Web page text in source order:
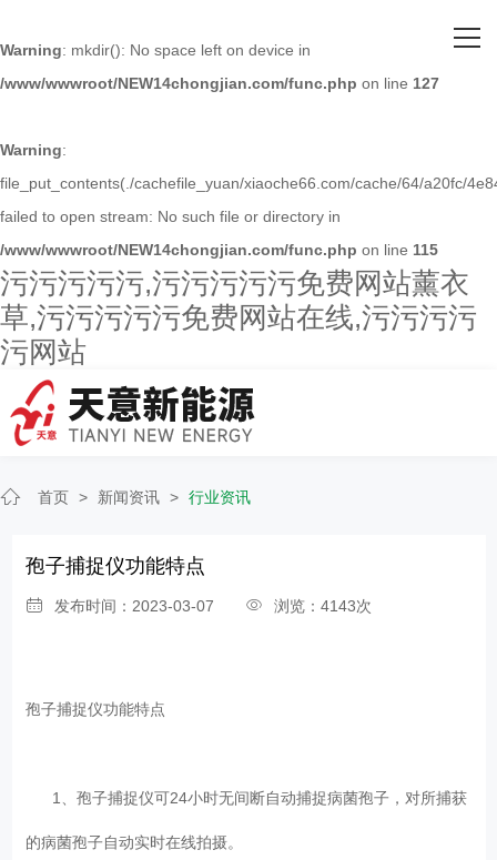
Warning: mkdir(): No space left on device in
/www/wwwroot/NEW14chongjian.com/func.php on line 127
Warning:
file_put_contents(./cachefile_yuan/xiaoche66.com/cache/64/a20fc/
failed to open stream: No such file or directory in
/www/wwwroot/NEW14chongjian.com/func.php on line 115
污污污污污,污污污污污免费网站薰衣
草,污污污污污免费网站在线,污污污污
污网站
关于污污污污污
主营产品
人才招聘
新闻资讯
联系污污污污污
首页 > 新闻资讯 > 行业资讯
孢子捕捉仪功能特点
发布时间：2023-03-07 浏览：4143次
孢子捕捉仪功能特点
1、孢子捕捉仪可24小时无间断自动捕捉病菌孢子，对所捕获
的病菌孢子自动实时在线拍摄。